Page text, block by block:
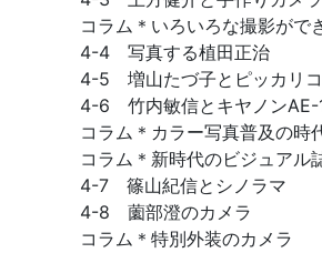
コラム＊いろいろな撮影がで
4-4 写真する植田正治
4-5 増山たづ子とピッカリ
4-6 竹内敏信とキヤノンAE-
コラム＊カラー写真普及の時
コラム＊新時代のビジュアル
4-7 篠山紀信とシノラマ
4-8 薗部澄のカメラ
コラム＊特別外装のカメラ